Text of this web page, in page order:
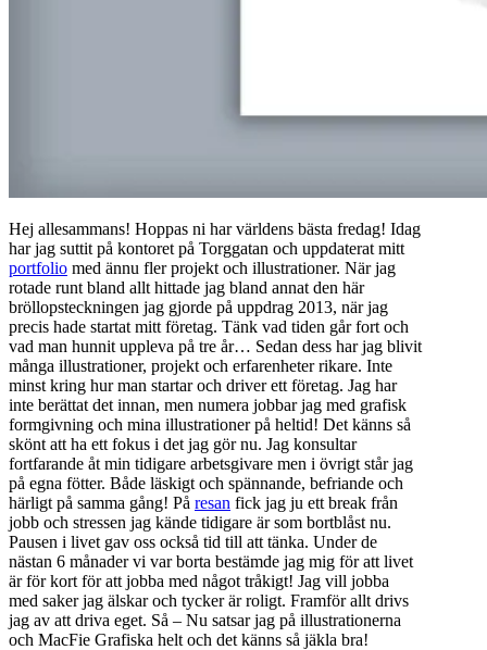
Hej allesammans! Hoppas ni har världens bästa fredag! Idag
har jag suttit på kontoret på Torggatan och uppdaterat mitt
portfolio med ännu fler projekt och illustrationer. När jag
rotade runt bland allt hittade jag bland annat den här
bröllopsteckningen jag gjorde på uppdrag 2013, när jag
precis hade startat mitt företag. Tänk vad tiden går fort och
vad man hunnit uppleva på tre år… Sedan dess har jag blivit
många illustrationer, projekt och erfarenheter rikare. Inte
minst kring hur man startar och driver ett företag. Jag har
inte berättat det innan, men numera jobbar jag med grafisk
formgivning och mina illustrationer på heltid! Det känns så
skönt att ha ett fokus i det jag gör nu. Jag konsultar
fortfarande åt min tidigare arbetsgivare men i övrigt står jag
på egna fötter. Både läskigt och spännande, befriande och
härligt på samma gång! På resan fick jag ju ett break från
jobb och stressen jag kände tidigare är som bortblåst nu.
Pausen i livet gav oss också tid till att tänka. Under de
nästan 6 månader vi var borta bestämde jag mig för att livet
är för kort för att jobba med något tråkigt! Jag vill jobba
med saker jag älskar och tycker är roligt. Framför allt drivs
jag av att driva eget. Så – Nu satsar jag på illustrationerna
och MacFie Grafiska helt och det känns så jäkla bra!